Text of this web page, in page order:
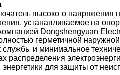
высокого напряжения
устанавливаемое на
Dongshengyuan
герметичной
службы и минимальное
распределения
для защиты от